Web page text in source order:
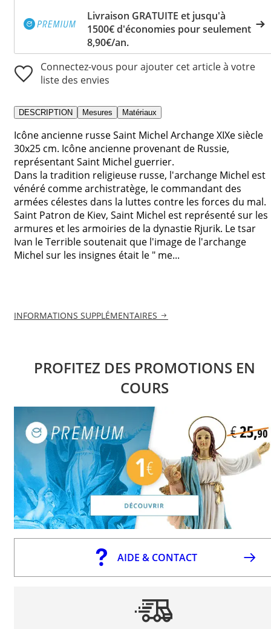
Livraison GRATUITE et jusqu'à
1500€ d'économies pour seulement
8,90€/an.
Connectez-vous pour ajouter cet article à votre
liste des envies
DESCRIPTION Mesures Matériaux
Icône ancienne russe Saint Michel Archange XIXe siècle
30x25 cm. Icône ancienne provenant de Russie,
représentant Saint Michel guerrier.
Dans la tradition religieuse russe, l'archange Michel est
vénéré comme archistratège, le commandant des
armées célestes dans la luttes contre les forces du mal.
Saint Patron de Kiev, Saint Michel est représenté sur les
armures et les armoiries de la dynastie Rjurik. Le tsar
Ivan le Terrible soutenait que l'image de l'archange
Michel sur les insignes était le " me...
INFORMATIONS SUPPLÉMENTAIRES
PROFITEZ DES PROMOTIONS EN
COURS
AIDE & CONTACT